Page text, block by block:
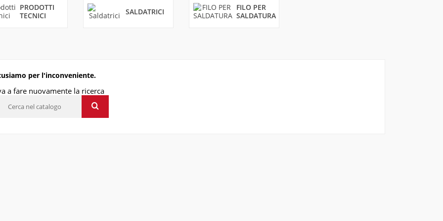
PRODOTTI
TECNICI
SALDATRICI
FILO PER
SALDATURA
per l'inconveniente.
a fare nuovamente la ricerca